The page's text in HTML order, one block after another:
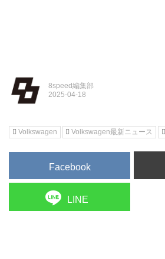
8speed編集部
Volkswagen Volkswagen最新ニュース
Facebook
LINE